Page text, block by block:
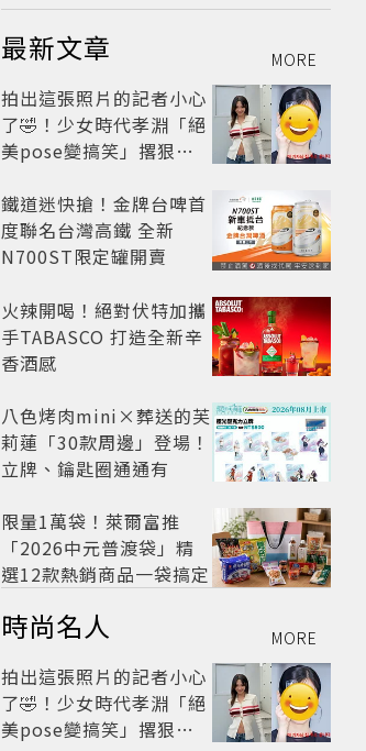
最新文章 MORE
拍出這張照片的記者小心
了🤣！少女時代孝淵「絕
美pose變搞笑」撂狠
鐵道迷快搶！金牌台啤首
度聯名台灣高鐵 全新
N700ST限定罐開賣
火辣開喝！絕對伏特加攜
手TABASCO 打造全新辛
香酒感
八色烤肉mini×葬送的芙
莉蓮「30款周邊」登場！
立牌、鑰匙圈通通有
限量1萬袋！萊爾富推
「2026中元普渡袋」精
選12款熱銷商品一袋搞定
時尚名人 MORE
拍出這張照片的記者小心
了🤣！少女時代孝淵「絕
美pose變搞笑」撂狠